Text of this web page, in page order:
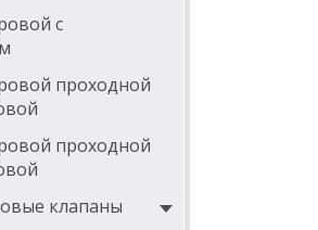
с
проходной
проходной
клапаны